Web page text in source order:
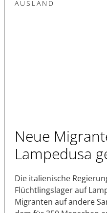
AUSLAND
Neue
Lampedusa
Die italienische
Flüchtlingslager auf
Migranten auf andere